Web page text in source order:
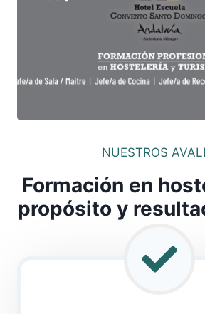
NUESTROS
Formación en
propósito y